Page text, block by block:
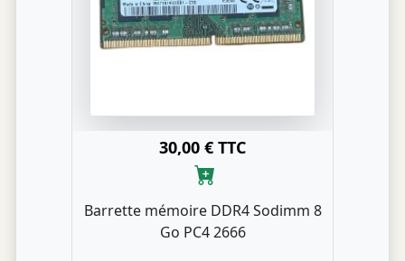
30,00 € TTC
Barrette mémoire DDR4 Sodimm 8
Go PC4 2666